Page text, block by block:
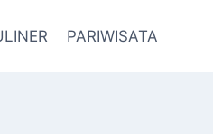
PARIWISATA